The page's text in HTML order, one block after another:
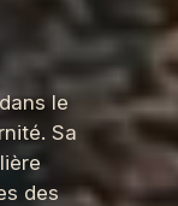
le
Sa
des